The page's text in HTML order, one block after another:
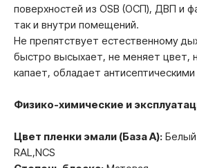
поверхностей из OSB (ОСП), ДВП и
так и внутри помещений.
Не препятствует естественному
быстро высыхает, не меняет цвет,
капает, обладает
Физико-химические и
Цвет пленки эмали (База А):
RAL,NCS